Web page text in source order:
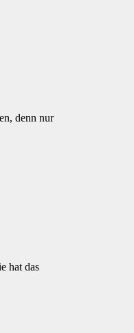
denn nur
hat das